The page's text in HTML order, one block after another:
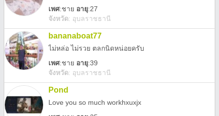
เพศ:ชาย อายุ:27
จังหวัด: อุบลราชธานี
bananaboat77
ไม่หล่อ ไม่รวย ตลกนิดหน่อยครับ
เพศ:ชาย อายุ:39
จังหวัด: อุบลราชธานี
Pond
Love you so much workhxuxjx